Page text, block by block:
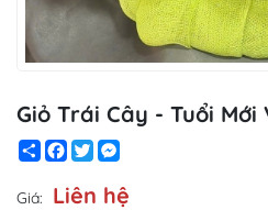
Giỏ Trái Cây - Tuổi Mới
ShareFacebook
Twitter
Giá: Liên hệ